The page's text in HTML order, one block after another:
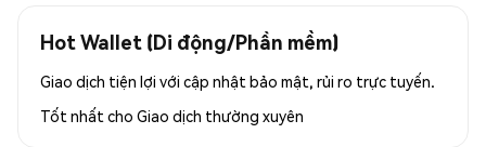
Hot Wallet (Di động/Phần mềm)
Giao dịch tiện lợi với cập nhật bảo mật, rủi ro trực tuyến.
Tốt nhất cho Giao dịch thường xuyên